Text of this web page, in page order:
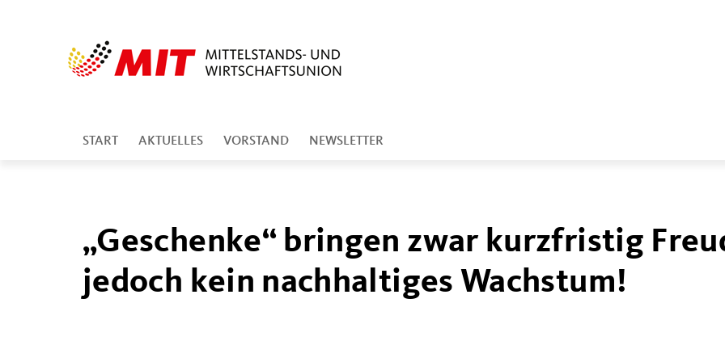
START AKTUELLES VORSTAND NEWSLETTER
Geschenke“ bringen zwar kurzfristig
jedoch kein nachhaltiges Wachstum!